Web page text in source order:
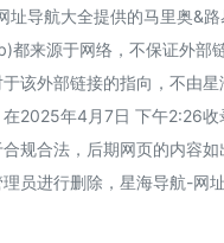
址导航大全提供的马里奥&
都来源于网络，不保证外部
该外部链接的指向，不由
2025年4月7日 下午2:26收
规合法，后期网页的内容如
员进行删除，星海导航-网